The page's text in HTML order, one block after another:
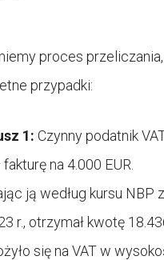
proces przeliczania,
przypadki:
1: Czynny podatnik
na 4.000 EUR.
ją według kursu NBP z
r., otrzymał kwotę
się na VAT w